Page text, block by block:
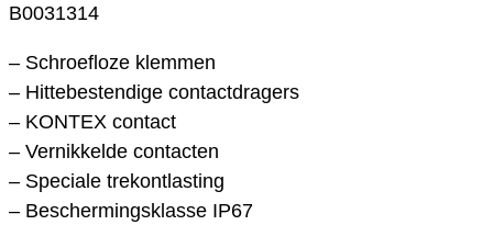
B0031314
– Schroefloze klemmen
– Hittebestendige contactdragers
– KONTEX contact
– Vernikkelde contacten
– Speciale trekontlasting
– Beschermingsklasse IP67